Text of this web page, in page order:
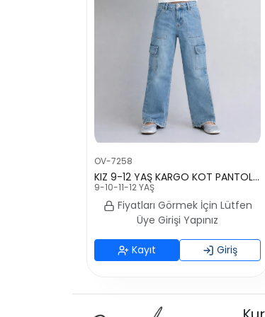
OV-7258
KIZ 9-12 YAŞ KARGO KOT PANTOLON
9-10-11-12 YAŞ
Fiyatları Görmek İçin Lütfen
Üye Girişi Yapınız
Kayıt Giriş